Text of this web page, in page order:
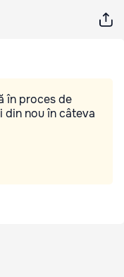
în proces de
din nou în câteva